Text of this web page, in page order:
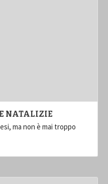
NATALIZIE
ma non è mai troppo